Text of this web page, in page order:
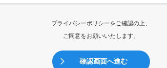
プライバシーポリシーをご確認の上、
ご同意をお願いいたします。
確認画面へ進む